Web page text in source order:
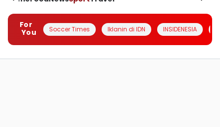
For
You
Soccer Times Iklanin di IDN INSIDENESIA